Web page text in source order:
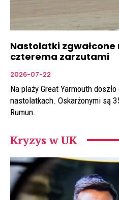
Nastolatki zgwałcone
czterema zarzutami
2026-07-22
Na plaży Great Yarmouth
nastolatkach. Oskarżonymi są
Rumun.
Kryzys w UK